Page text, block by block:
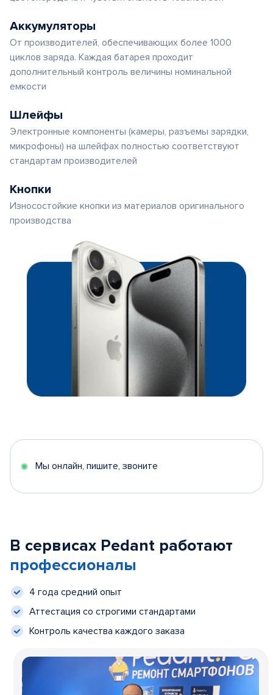
Аккумуляторы
От производителей, обеспечивающих более 1000
циклов заряда. Каждая батарея проходит
дополнительный контроль величины номинальной
емкости
Шлейфы
Электронные компоненты (камеры, разъемы зарядки,
микрофоны) на шлейфах полностью соответствуют
стандартам производителей
Кнопки
Износостойкие кнопки из материалов оригинального
производства
Мы онлайн, пишите, звоните
В сервисах Pedant работают
профессионалы
4 года средний опыт
Аттестация со строгими стандартами
Контроль качества каждого заказа